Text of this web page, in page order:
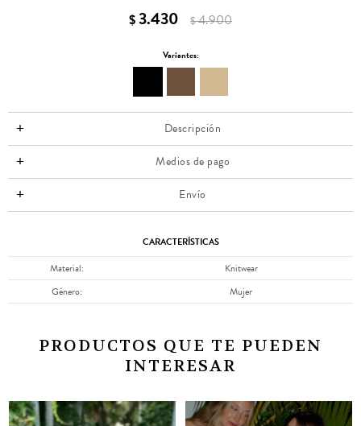
$3.430 $4.900
Variantes:
Descripción
Medios de pago
Envío
CARACTERÍSTICAS
Material
Knitwear
Género
Mujer
PRODUCTOS QUE TE PUEDEN
INTERESAR